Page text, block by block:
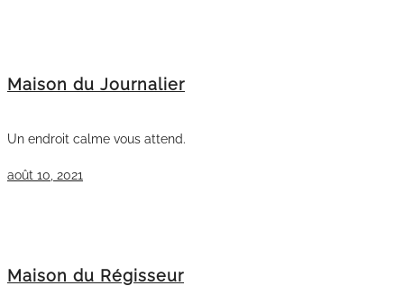
Maison du Journalier
Un endroit calme vous attend.
août 10, 2021
Maison du Régisseur